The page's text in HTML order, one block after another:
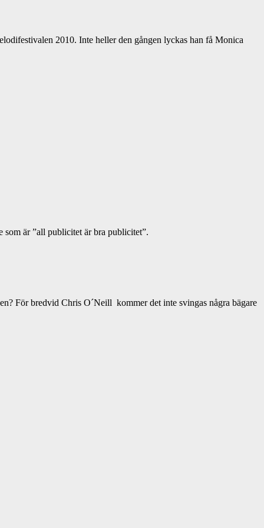
2010. Inte heller den gången lyckas han få Monica
som är ”all publicitet är bra publicitet”.
För bredvid Chris O´Neill kommer det inte svingas några bägare